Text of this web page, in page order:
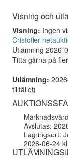
Visning och
Visning: Ingen
Cristoffer
Utlämning 2026-
Titta gärna på
Utlämning:
tillfället)
Avslutas:
Lagringsort:
2026-06-24